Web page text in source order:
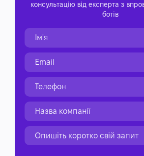
консультацію від експерта з
ботів